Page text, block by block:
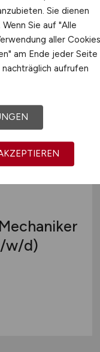
w/d)
Sie dienen
Sie auf "Alle
aller Cookies
am Ende jeder Seite
aufrufen